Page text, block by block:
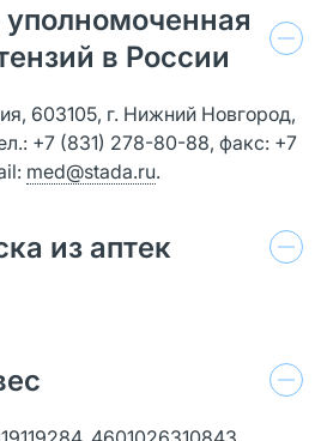
в России
603105, г. Нижний Новгород,
+7 (831) 278-80-88, факс: +7
med@stada.ru.
из аптек